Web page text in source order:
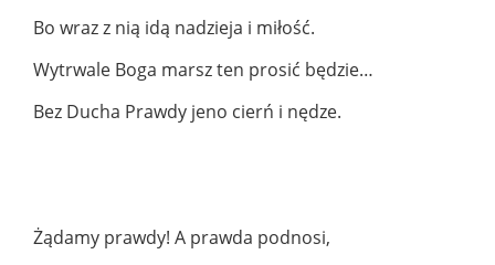
Bo wraz z nią idą nadzieja i miłość.
Wytrwale Boga marsz ten prosić będzie…
Bez Ducha Prawdy jeno cierń i nędze.
Żądamy prawdy! A prawda podnosi,